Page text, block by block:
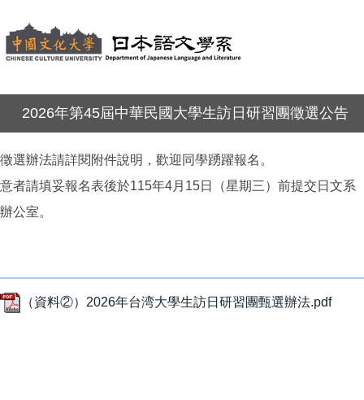
2026年第45屆中華民國大學生訪日研習團徵選公告
徵選辦法請詳閱附件說明，歡迎同學踴躍報名。
意者請填妥報名表後於115年4月15日（星期三）前提交日文系
辦公室。
（資料②）2026年台湾大學生訪日研習團甄選辦法.pdf